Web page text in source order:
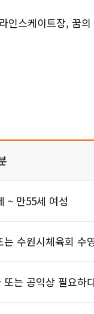
스케이트장, 꿈
~ 만55세 여성
수원시체육회 수
는 공익상 필요하